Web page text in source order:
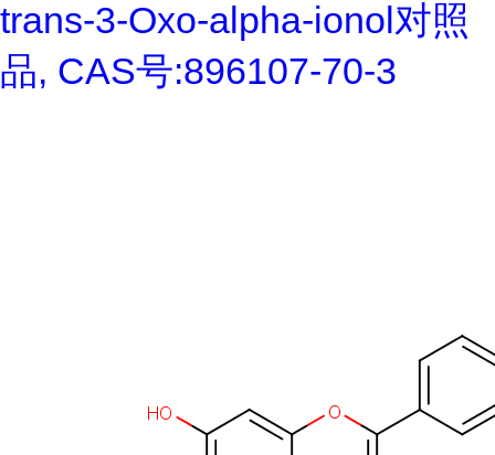
trans-3-Oxo-alpha-ionol对照
品, CAS号:896107-70-3